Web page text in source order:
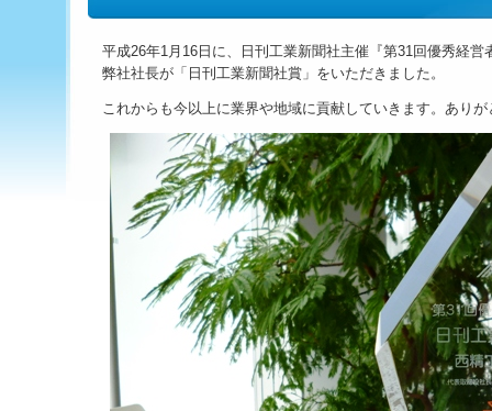
平成26年1月16日に、日刊工業新聞社主催『第31回優秀経営
弊社社長が「日刊工業新聞社賞」をいただきました。
これからも今以上に業界や地域に貢献していきます。ありが